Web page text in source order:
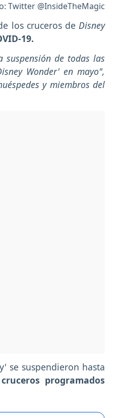
Twitter @InsideTheMagic
los cruceros de Disney
19.
suspensión de todas las
Wonder' en mayo",
y miembros del
se suspendieron hasta
programados